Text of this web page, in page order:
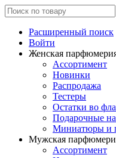
Расширенный поиск
Войти
Женская
Ассортимент
Новинки
Распродажа
Тестеры
Остатки во
Подарочные
Миниатюры и
Мужская
Ассортимент